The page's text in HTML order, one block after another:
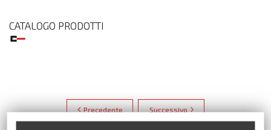
CATALOGO PRODOTTI
Precedente Successivo